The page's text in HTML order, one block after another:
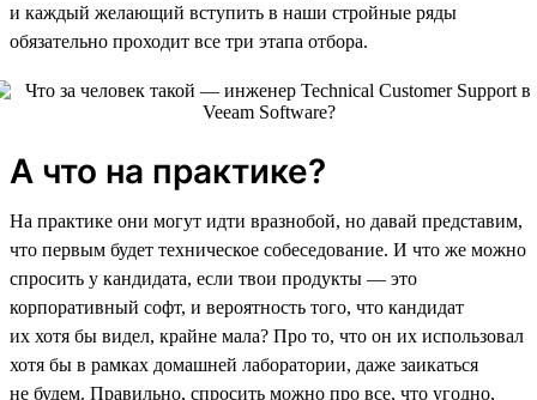
и каждый желающий вступить в наши стройные ряды
обязательно проходит все три этапа отбора.
А что на практике?
На практике они могут идти вразнобой, но давай представим,
что первым будет техническое собеседование. И что же можно
спросить у кандидата, если твои продукты — это
корпоративный софт, и вероятность того, что кандидат
их хотя бы видел, крайне мала? Про то, что он их использовал
хотя бы в рамках домашней лаборатории, даже заикаться
не будем. Правильно, спросить можно про все, что угодно,